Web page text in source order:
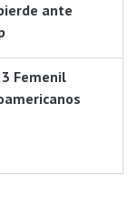
ante
Femenil